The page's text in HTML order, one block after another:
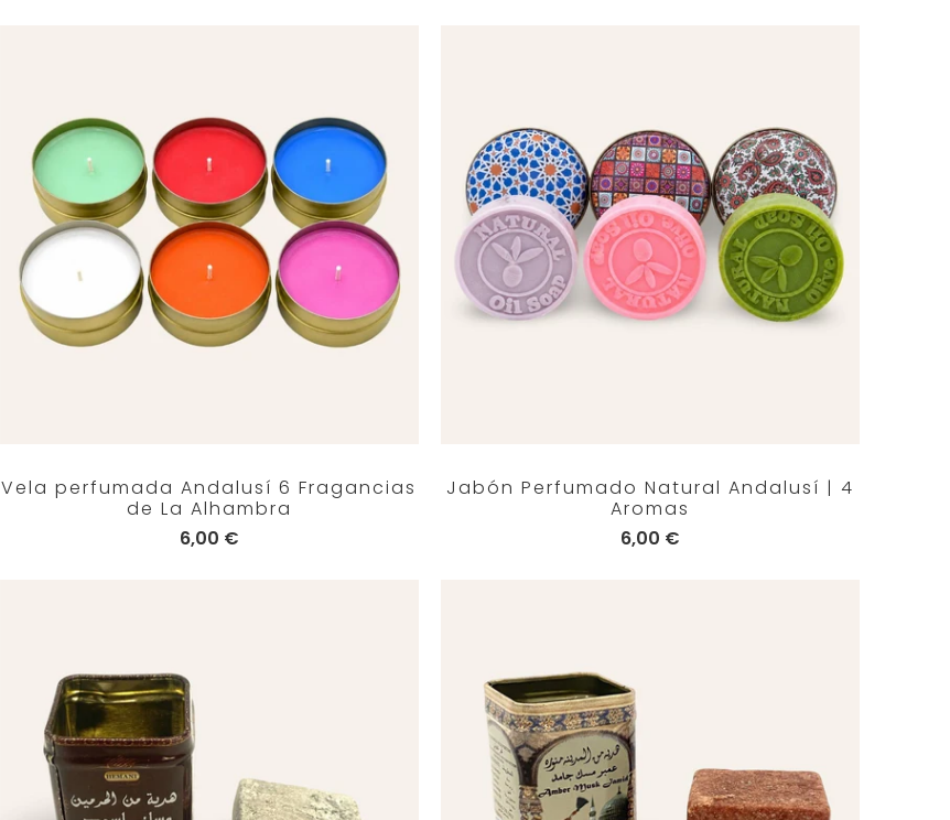
Vela perfumada Andalusí 6 Fragancias
de La Alhambra
6,00 €
Jabón Perfumado Natural Andalusí | 4
Aromas
6,00 €